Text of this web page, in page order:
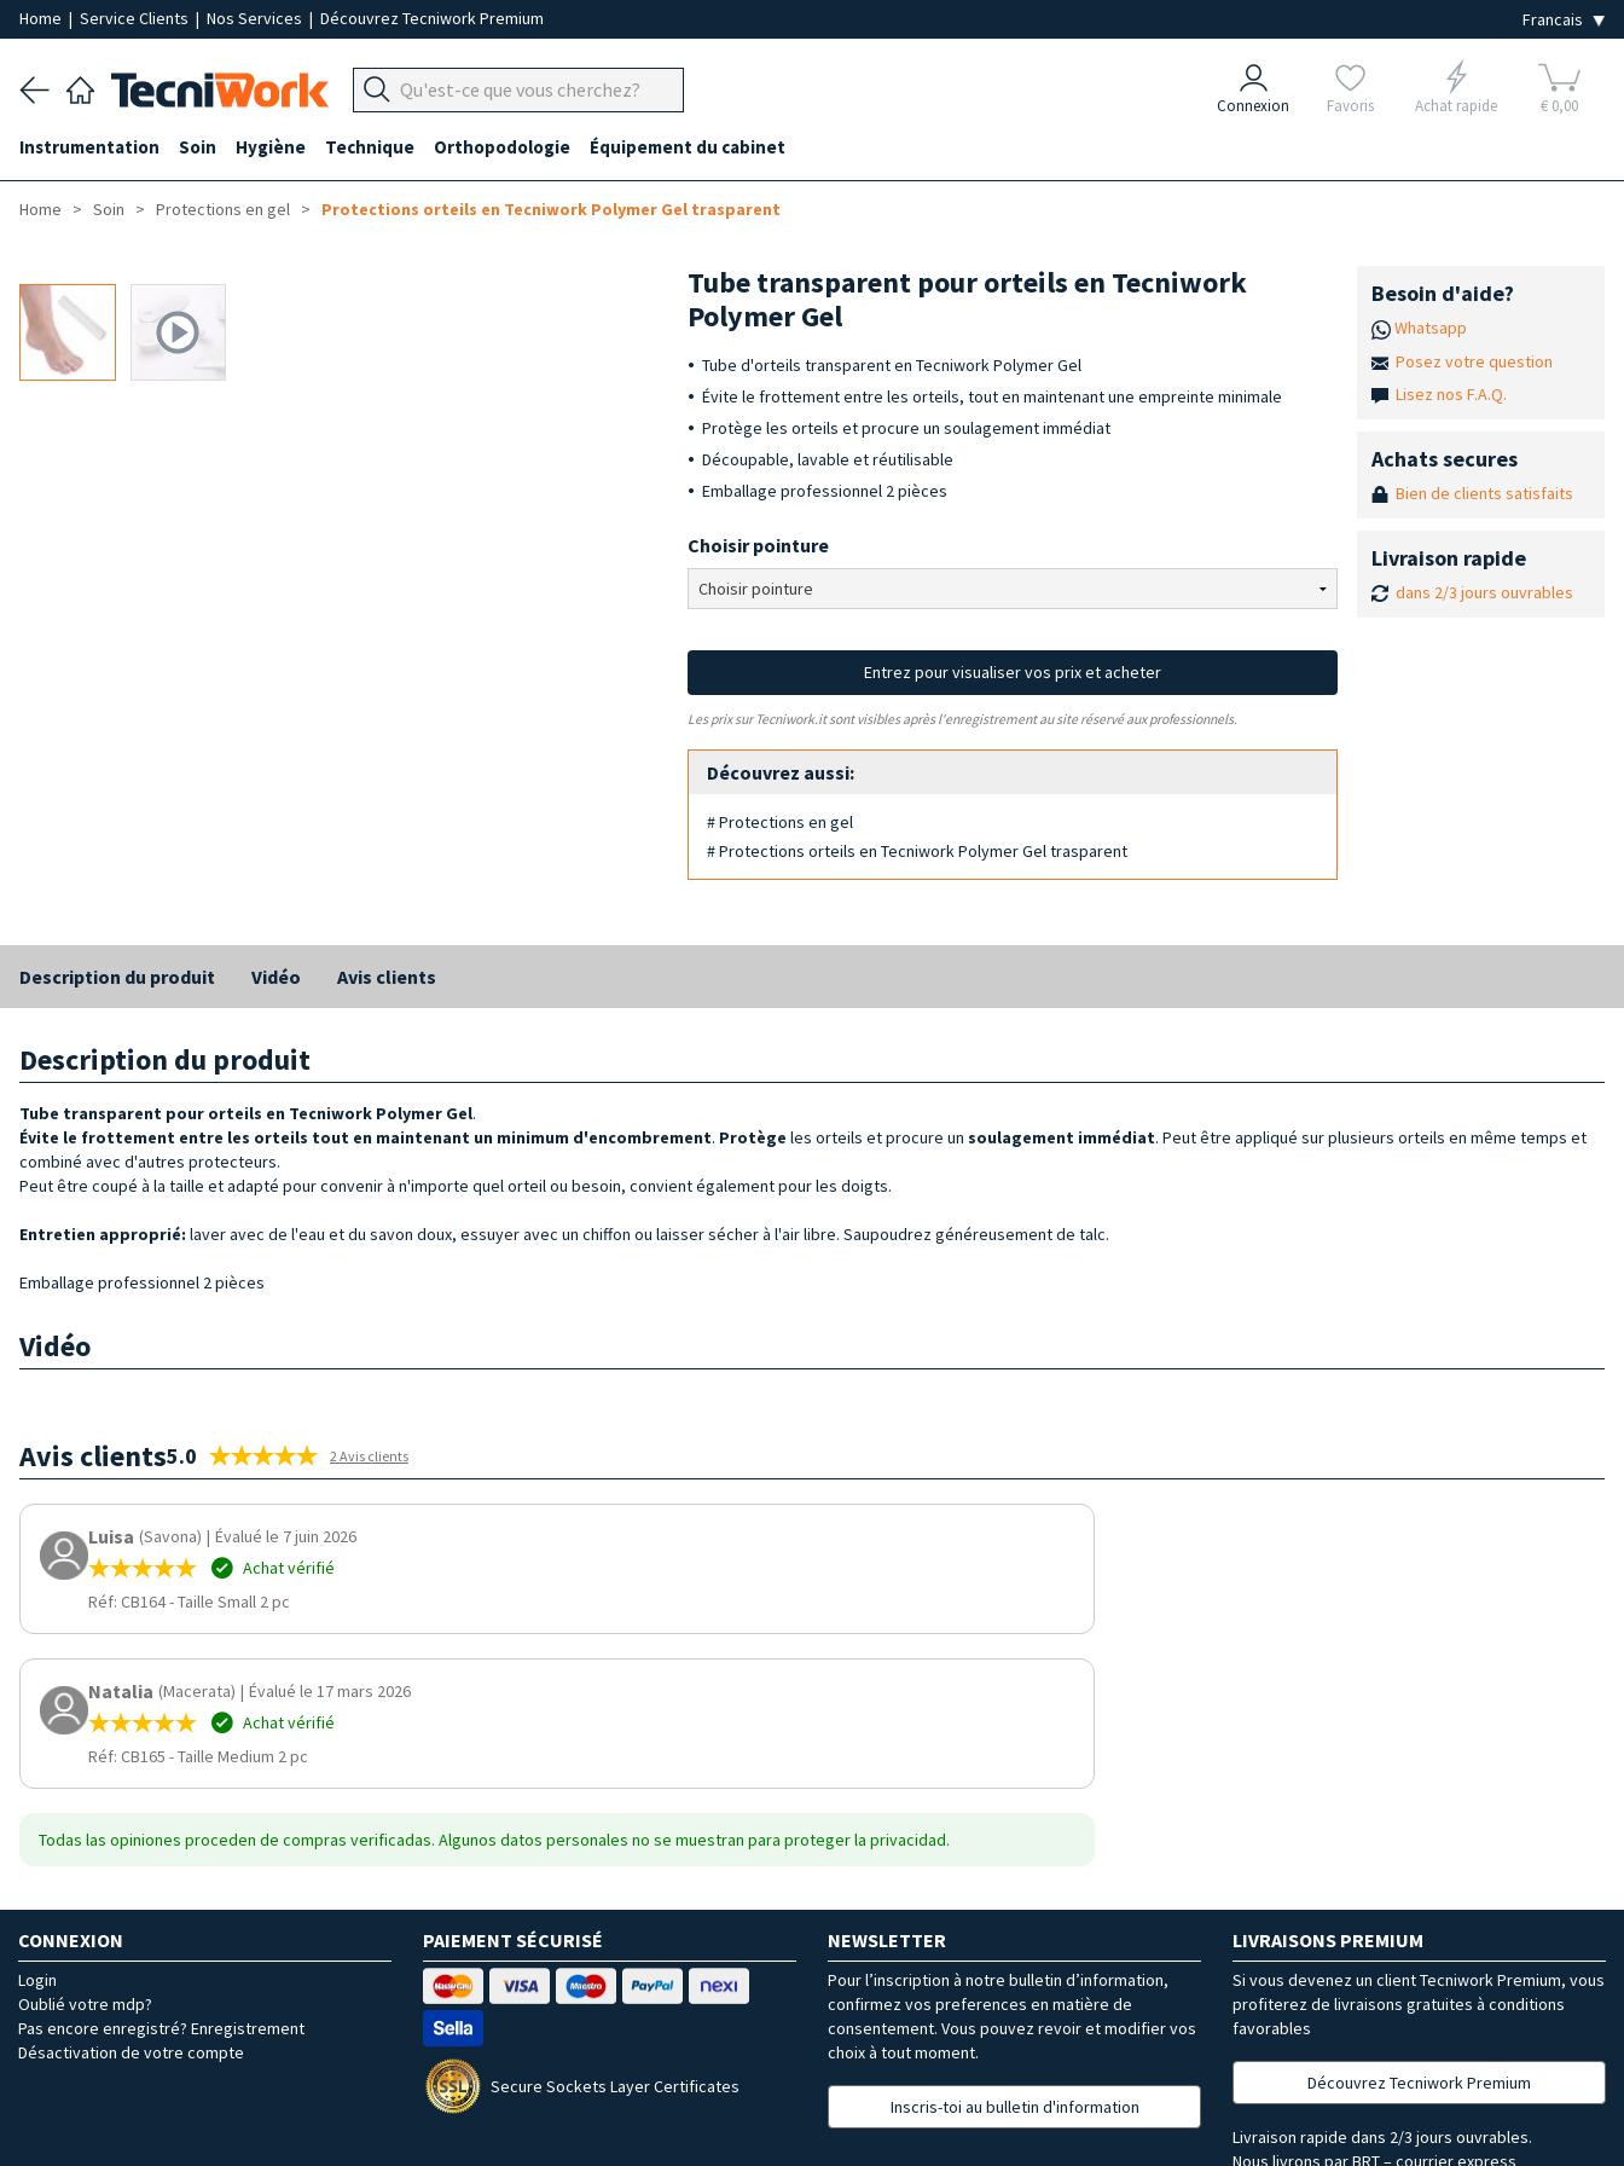
Home | Service Clients | Nos Services | Découvrez Tecniwork Premium
Connexion Favoris Achat rapide € 0,00
Instrumentation Soin Hygiène Technique Orthopodologie Équipement du cabinet
Home Soin Protections en gel Protections orteils en Tecniwork Polymer Gel trasparent
Tube transparent pour orteils en Tecniwork
Polymer Gel
Tube d'orteils transparent en Tecniwork Polymer Gel
Évite le frottement entre les orteils, tout en maintenant une empreinte minimale
Protège les orteils et procure un soulagement immédiat
Découpable, lavable et réutilisable
Emballage professionnel 2 pièces
Choisir pointure
Entrez pour visualiser vos prix et acheter
Les prix sur Tecniwork.it sont visibles après l'enregistrement au site réservé aux professionnels.
Découvrez aussi:
# Protections en gel
# Protections orteils en Tecniwork Polymer Gel trasparent
Besoin d'aide?
Whatsapp
Posez votre question
Lisez nos F.A.Q.
Achats secures
Bien de clients satisfaits
Livraison rapide
dans 2/3 jours ouvrables
Description du produit Vidéo Avis clients
Description du produit
Tube transparent pour orteils en Tecniwork Polymer Gel.
Évite le frottement entre les orteils tout en maintenant un minimum d'encombrement. Protège les orteils et procure un soulagement immédiat. Peut être appliqué sur plusieurs orteils en même temps et
combiné avec d'autres protecteurs.
Peut être coupé à la taille et adapté pour convenir à n'importe quel orteil ou besoin, convient également pour les doigts.
Entretien approprié: laver avec de l'eau et du savon doux, essuyer avec un chiffon ou laisser sécher à l'air libre. Saupoudrez généreusement de talc.
Emballage professionnel 2 pièces
Vidéo
Avis clients5.0 2 Avis clients
Luisa (Savona) | Évalué le 7 juin 2026
Achat vérifié
Réf: CB164-Taille Small 2 pc
Natalia (Macerata) | Évalué le 17 mars 2026
Achat vérifié
Réf: CB165 -Taille Medium 2 pc
Todas las opiniones proceden de compras verificadas. Algunos datos personales no se muestran para proteger la privacidad.
CONNEXION
Login
Oublié votre mdp?
Pas encore enregistré? Enregistrement
Désactivation de votre compte
PAIEMENT SÉCURISÉ
Secure Sockets Layer Certificates
NEWSLETTER
Pour l’inscription à notre bulletin d’information,
confirmez vos preferences en matière de
consentement. Vous pouvez revoir et modifier vos
choix à tout moment.
Inscris-toi au bulletin d'information
LIVRAISONS PREMIUM
Si vous devenez un client Tecniwork Premium, vous
profiterez de livraisons gratuites à conditions
favorables
Découvrez Tecniwork Premium
Livraison rapide dans 2/3 jours ouvrables.
Nous livrons par BRT – courrier express